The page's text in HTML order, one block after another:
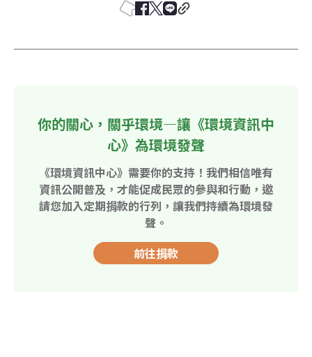
你的關心，關乎環境—讓《環境資訊中
心》為環境發聲
《環境資訊中心》需要你的支持！我們相信唯有
資訊公開普及，才能促成民眾的參與和行動，邀
請您加入定期捐款的行列，讓我們持續為環境發
聲。
前往捐款